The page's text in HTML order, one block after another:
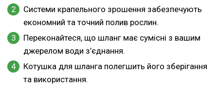
Системи крапельного зрошення забезпечують
економний та точний полив рослин.
Переконайтеся, що шланг має сумісні з вашим
джерелом води з’єднання.
Котушка для шланга полегшить його зберігання
та використання.